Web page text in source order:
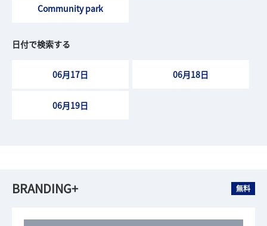
Community park
日付で検索する
06月17日 06月18日
06月19日
BRANDING+ 無料